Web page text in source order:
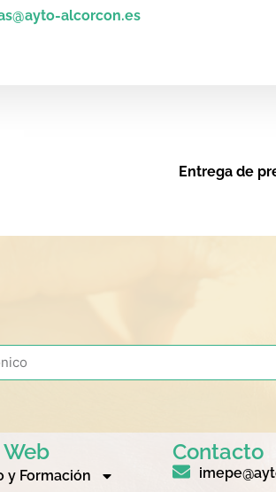
alcorcon.es
Entrega de
y Formación
Contacto